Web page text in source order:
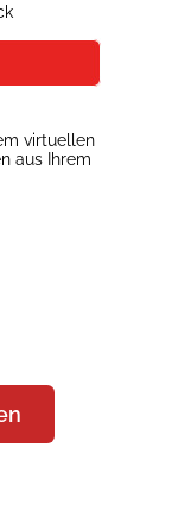
virtuellen
aus Ihrem